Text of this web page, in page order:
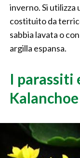
inverno. Si
costituito da
sabbia lavata o
argilla espansa.
I parassiti
Kalanchoe